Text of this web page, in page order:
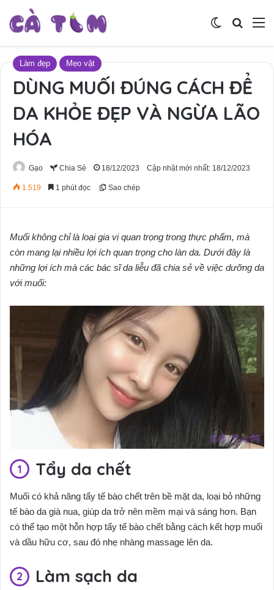
Tìm
Switch skin
Làm đẹp Mẹo vặt
DÙNG MUỐI ĐÚNG CÁCH ĐỂ
DA KHỎE ĐẸP VÀ NGỪA LÃO
HÓA
Gạo Chia Sẻ 18/12/2023 Cập nhật mới nhất: 18/12/2023
1.519 1 phút đọc Sao chép
Muối không chỉ là loại gia vị quan trọng trong thực phẩm, mà
còn mang lại nhiều lợi ích quan trọng cho làn da. Dưới đây là
những lợi ích mà các bác sĩ da liễu đã chia sẻ về việc dưỡng da
với muối:
Tẩy da chết
Muối có khả năng tẩy tế bào chết trên bề mặt da, loại bỏ những
tế bào da già nua, giúp da trở nên mềm mại và sáng hơn. Bạn
có thể tạo một hỗn hợp tẩy tế bào chết bằng cách kết hợp muối
và dầu hữu cơ, sau đó nhẹ nhàng massage lên da.
Làm sạch da